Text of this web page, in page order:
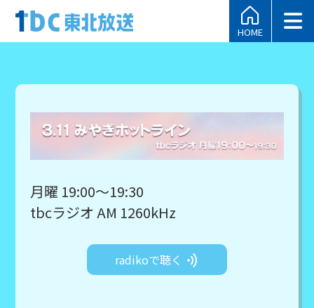
HOME
月曜 19:00～19:30
tbcラジオ AM 1260kHz
radikoで聴く